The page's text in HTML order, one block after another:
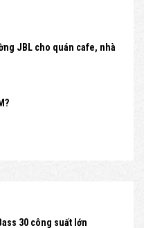
JBL cho quán cafe, nhà
30 công suất lớn